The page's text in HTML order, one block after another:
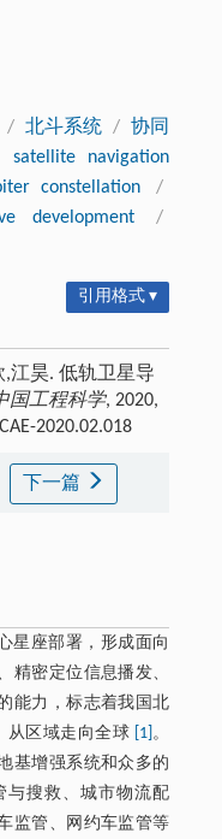
/ 北斗系统 / 协同
satellite navigation
constellation
/
development
/
引用格式 ▾
江昊. 低轨卫星导
国工程科学, 2020,
2020.02.018
下一篇
星座部署，形成面向
精密定位信息播发、
能力，标志着我国北
从区域走向全球 [1] 。
基增强系统和众多的
与搜救、城市物流配
监管、网约车监管等